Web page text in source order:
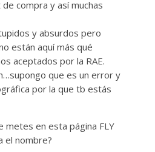
compra y así muchas
y absurdos pero
están aquí más qué
aceptados por la RAE.
que es un error y
por la que tb estás
metes en esta página FLY
el nombre?